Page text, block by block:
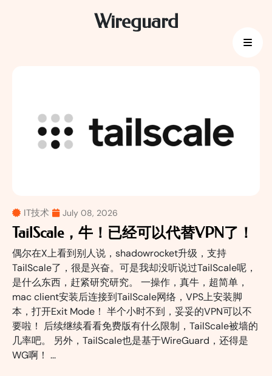
Wireguard
IT技术 July 08, 2026
TailScale，牛！已经可以代替VPN了！
偶尔在X上看到别人说，shadowrocket升级，支持
TailScale了，很是兴奋。可是我却没听说过TailScale呢，
是什么东西，赶紧研究研究。 一操作，真牛，超简单，
mac client安装后连接到TailScale网络，VPS上安装脚
本，打开Exit Mode！ 半个小时不到，妥妥的VPN可以不
要啦！ 后续继续看看免费版有什么限制，TailScale被墙的
几率吧。 另外，TailScale也是基于WireGuard，还得是
WG啊！ ...